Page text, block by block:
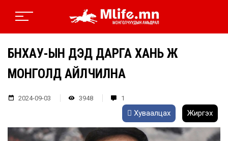
БНХАУ-ЫН ДЭД ДАРГА ХАНЬ ЖӨ
МОНГОЛД АЙЛЧИЛНА
2024-09-03 3948 1
Хуваалцах Жиргэх